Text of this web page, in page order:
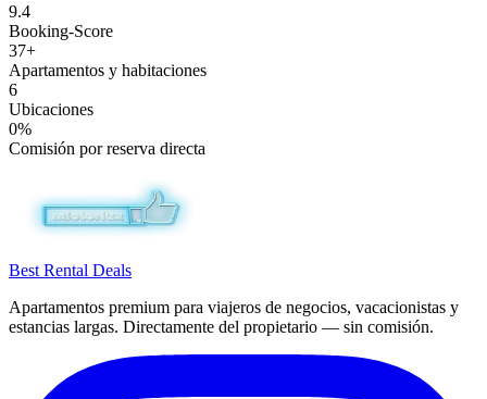
9.4
Booking-Score
37+
Apartamentos y habitaciones
6
Ubicaciones
0%
Comisión por reserva directa
Best Rental Deals
Apartamentos premium para viajeros de negocios, vacacionistas y
estancias largas. Directamente del propietario — sin comisión.